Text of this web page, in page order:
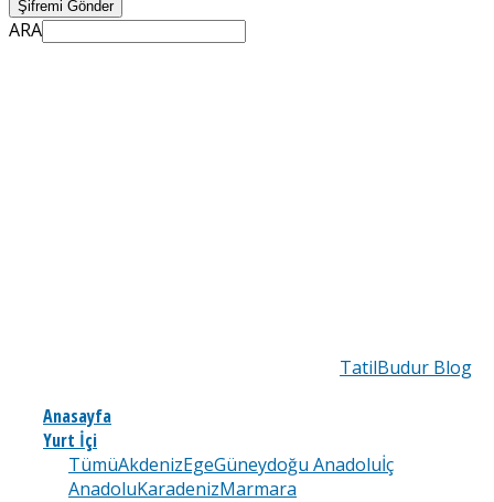
ARA
TatilBudur Blog
Anasayfa
Yurt İçi
TümüAkdenizEgeGüneydoğu Anadoluİç
AnadoluKaradenizMarmara